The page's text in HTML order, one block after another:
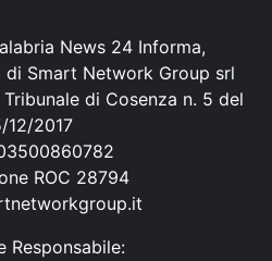
News 24 Informa,
Smart Network Group srl
di Cosenza n. 5 del
12/2017
ROC 28794
Responsabile: